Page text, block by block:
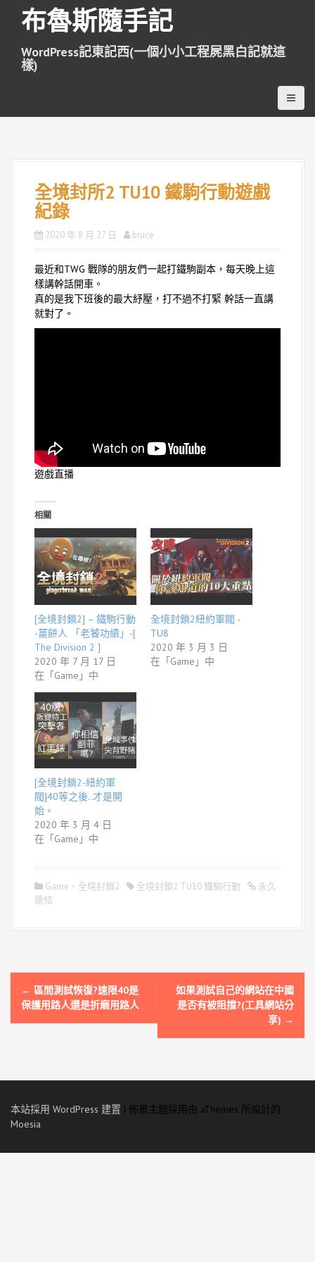
布魯斯隨手記
WordPress記東記西(一個小小工程屍黑白記就這
樣)
全境封所2 TU10 鐵駒行動遊戲
紀錄
2020 年 8 月 27 日 bruce
最近和TWG 戰隊的朋友們一起打鐵駒副本，每天晚上這
樣講幹話開車。
真的是我下班後的最大紓壓，打不過不打緊 幹話一直講
就對了。
遊戲直播
相關
[全境封鎖2] – 鐵駒行動
-薑餅人 「老饕功績」-[
The Division 2 ]
2020 年 7 月 17 日
在「Game」中
全境封鎖2紐約軍閥 -
TU8
2020 年 3 月 3 日
在「Game」中
[全境封鎖2-紐約軍
閥]40等之後..才是開
始。
2020 年 3 月 4 日
在「Game」中
Game 、 全境封鎖2 全境封鎖2 TU10 鐵駒行動
永久
連結
文
章
← 區間測試恢復?速限40是
保護用路人還是折磨用路人
如果測試自己的網站在中國
是否有被阻擋?(工具網站分
享) →
本站採用 WordPress 建置 | 佈景主題採用由 aThemes 所設計的
Moesia